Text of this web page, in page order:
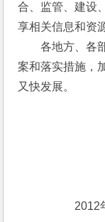
合、监管、建设
享相关信息和资
各地方、各部
案和落实措施，
又快发展。
2012年10